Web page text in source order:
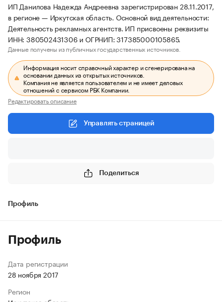
ИП Данилова Надежда Андреевна зарегистрирован 28.11.2017,
в регионе — Иркутская область. Основной вид деятельности:
Деятельность рекламных агентств. ИП присвоены реквизиты
ИНН: 380502431306 и ОГРНИП: 317385000105865.
Данные получены из публичных государственных источников.
Информация носит справочный характер и сгенерирована на
основании данных из открытых источников.
Компания не является пользователем и не имеет деловых
отношений с сервисом РБК Компании.
Редактировать описание
Управлять страницей
Поделиться
Профиль
Профиль
Дата регистрации
28 ноября 2017
Регион